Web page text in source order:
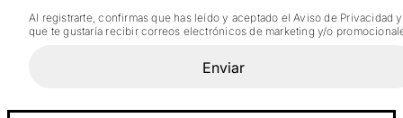
Al registrarte, confirmas que has leído y aceptado el Aviso de Privacidad y
que te gustaría recibir correos electrónicos de marketing y/o
Enviar